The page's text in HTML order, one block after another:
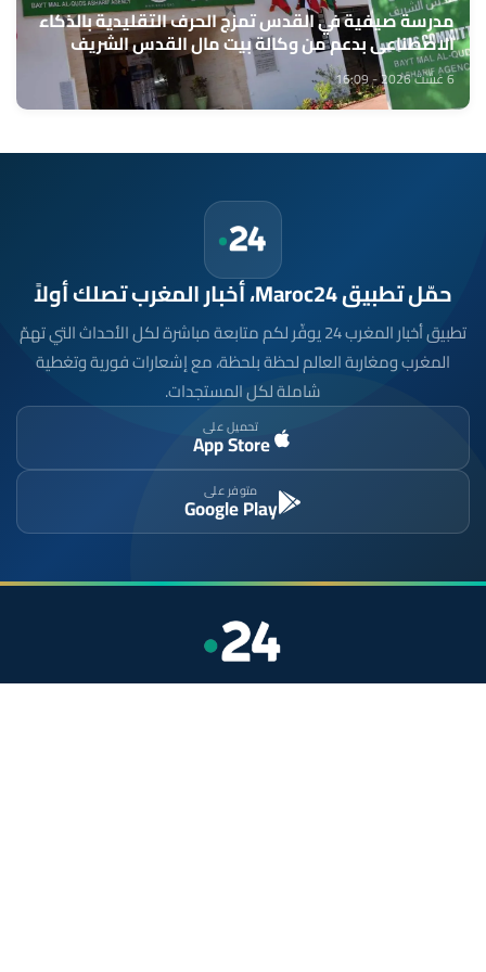
مدرسة صيفية في القدس تمزج الحرف التقليدية بالذكاء
الاصطناعي بدعم من وكالة بيت مال القدس الشريف
6 غشت 2026 - 16:09
حمّل تطبيق Maroc24، أخبار المغرب تصلك أولاً
تطبيق أخبار المغرب 24 يوفّر لكم متابعة مباشرة لكل الأحداث التي تهمّ
المغرب ومغاربة العالم لحظة بلحظة، مع إشعارات فورية وتغطية
شاملة لكل المستجدات.
تحميل على
App Store
متوفر على
Google Play